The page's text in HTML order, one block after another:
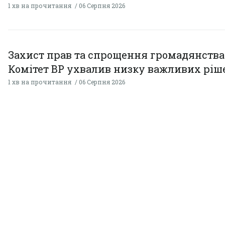
1 хв на прочитання 06 Серпня 2026
Захист прав та спрощення
Комітет ВР ухвалив низку важливих
1 хв на прочитання 06 Серпня 2026